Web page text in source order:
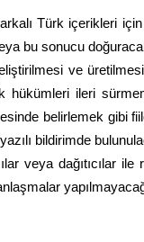
Türk içerikleri
bu sonucu
ve
hükümleri ileri
belirlemek gibi
bildirimde
veya dağıtıcılar